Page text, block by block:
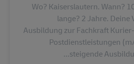
Wo? Kaiserslautern. Wann?
lange? 2 Jahre. Deine
Ausbildung zur Fachkraft
Postdienstleistungen
steigende